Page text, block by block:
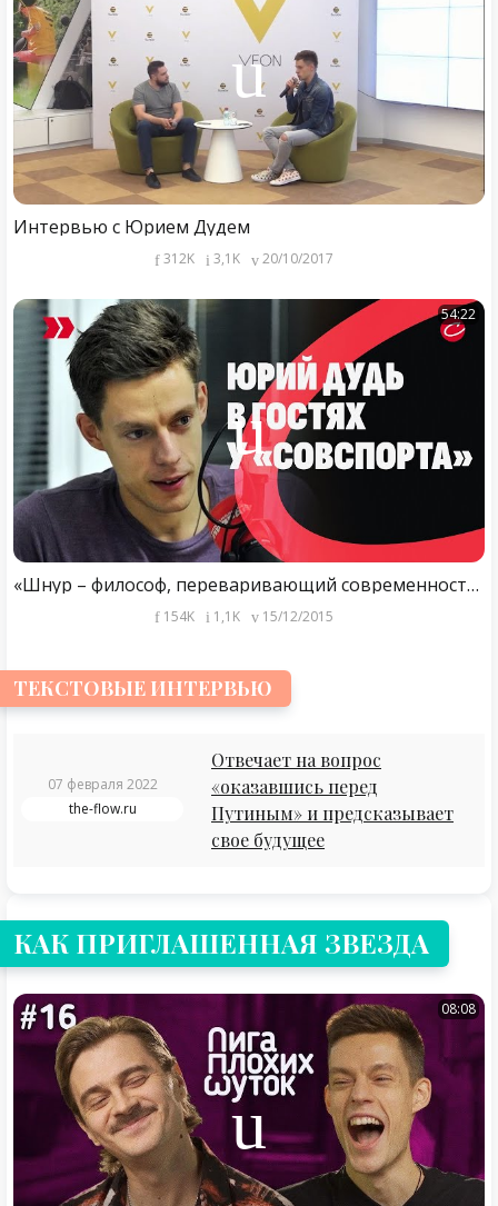
Интервью с Юрием Дудем
312K 3,1K 20/10/2017
54:22
«Шнур – философ, переваривающий современность». Юрий Дудь в «Спорт после ужина»
154K 1,1K 15/12/2015
ТЕКСТОВЫЕ ИНТЕРВЬЮ
07 февраля 2022
the-flow.ru
Отвечает на вопрос
«оказавшись перед
Путиным» и предсказывает
свое будущее
КАК ПРИГЛАШЕННАЯ ЗВЕЗДА
08:08